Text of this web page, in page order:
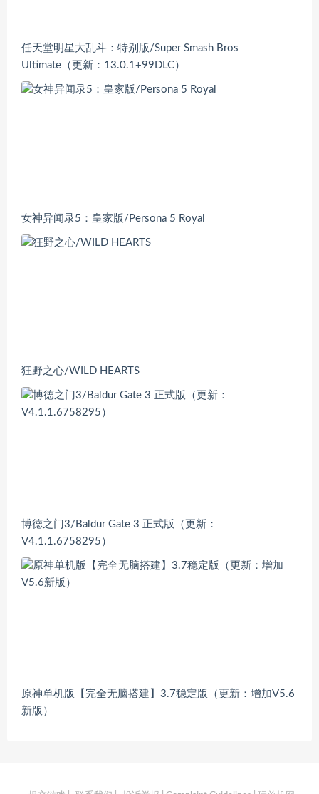
任天堂明星大乱斗：特别版/Super Smash Bros
Ultimate（更新：13.0.1+99DLC）
女神异闻录5：皇家版/Persona 5 Royal
狂野之心/WILD HEARTS
博德之门3/Baldur Gate 3 正式版（更新：
V4.1.1.6758295）
原神单机版【完全无脑搭建】3.7稳定版（更新：增加V5.6
新版）